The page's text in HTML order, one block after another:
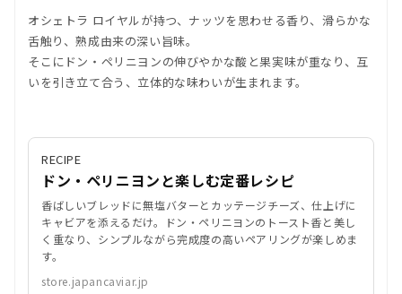
オシェトラ ロイヤルが持つ、ナッツを思わせる香り、滑らかな
舌触り、熟成由来の深い旨味。
そこにドン・ペリニヨンの伸びやかな酸と果実味が重なり、互
いを引き立て合う、立体的な味わいが生まれます。
RECIPE
ドン・ペリニヨンと楽しむ定番レシピ
香ばしいブレッドに無塩バターとカッテージチーズ、仕上げに
キャビアを添えるだけ。ドン・ペリニヨンのトースト香と美し
く重なり、シンプルながら完成度の高いペアリングが楽しめま
す。
store.japancaviar.jp